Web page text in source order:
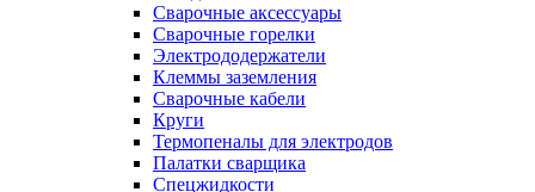
Сварочные аксессуары
Сварочные горелки
Электрододержатели
Клеммы заземления
Сварочные кабели
Круги
Термопеналы для электродов
Палатки сварщика
Спецжидкости